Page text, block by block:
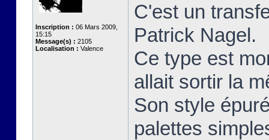
Inscription : 06 Mars 2009,
15:15
Message(s) : 2105
Localisation : Valence
C'est un
Patrick Nagel.
Ce type est
allait sortir la
Son style
palettes